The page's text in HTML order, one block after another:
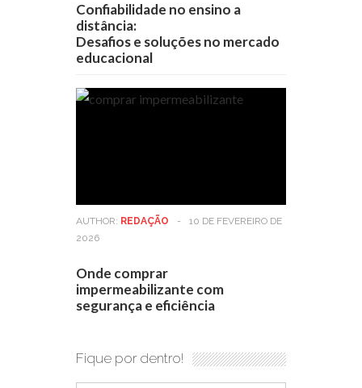
Confiabilidade no ensino a
distância:
Desafios e soluções no mercado
educacional
AUTHOR: REDAÇÃO -
10 DE FEVEREIRO DE
2026
Onde comprar
impermeabilizante com
segurança e eficiência
Fique por dentro!